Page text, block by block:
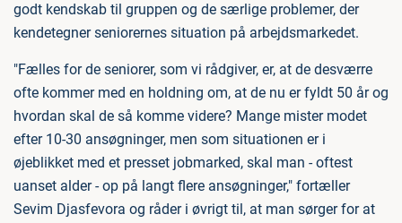
godt kendskab til gruppen og de særlige problemer, der
kendetegner seniorernes situation på arbejdsmarkedet.
"Fælles for de seniorer, som vi rådgiver, er, at de desværre
ofte kommer med en holdning om, at de nu er fyldt 50 år og
hvordan skal de så komme videre? Mange mister modet
efter 10-30 ansøgninger, men som situationen er i
øjeblikket med et presset jobmarked, skal man - oftest
uanset alder - op på langt flere ansøgninger," fortæller
Sevim Djasfevora og råder i øvrigt til, at man sørger for at